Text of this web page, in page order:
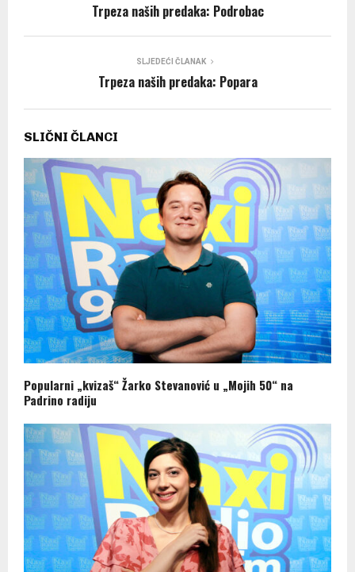
Trpeza naših predaka: Podrobac
SLJEDEĆI ČLANAK
Trpeza naših predaka: Popara
SLIČNI ČLANCI
Popularni „kvizaš“ Žarko Stevanović u „Mojih 50“ na
Padrino radiju